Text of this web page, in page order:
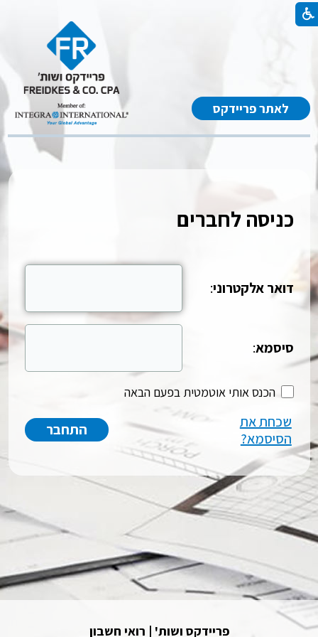
לאתר פריידקס
כניסה לחברים
דואר אלקטרוני:
סיסמא:
הכנס אותי אוטמטית בפעם הבאה
שכחת את
הסיסמא?
פריידקס ושות' | רואי חשבון